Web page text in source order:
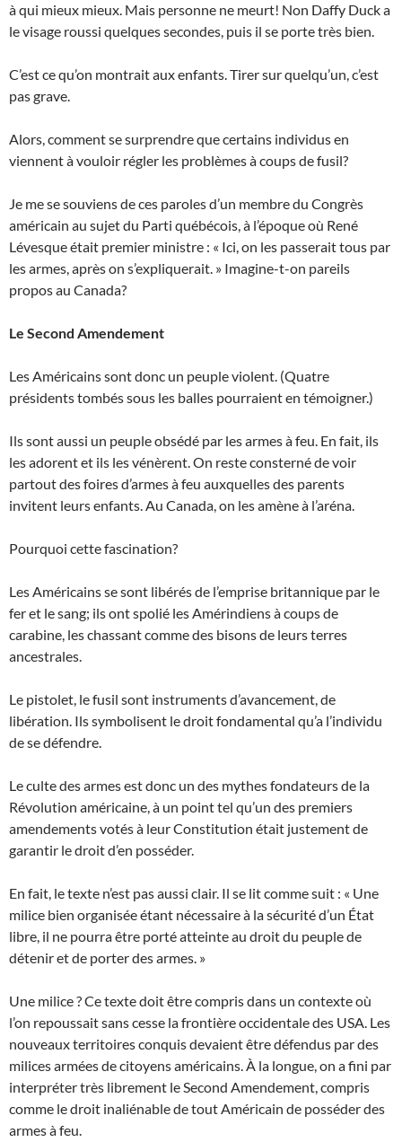
à qui mieux mieux. Mais personne ne meurt! Non Daffy Duck a
le visage roussi quelques secondes, puis il se porte très bien.
C’est ce qu’on montrait aux enfants. Tirer sur quelqu’un, c’est
pas grave.
Alors, comment se surprendre que certains individus en
viennent à vouloir régler les problèmes à coups de fusil?
Je me se souviens de ces paroles d’un membre du Congrès
américain au sujet du Parti québécois, à l’époque où René
Lévesque était premier ministre : « Ici, on les passerait tous par
les armes, après on s’expliquerait. » Imagine-t-on pareils
propos au Canada?
Le Second Amendement
Les Américains sont donc un peuple violent. (Quatre
présidents tombés sous les balles pourraient en témoigner.)
Ils sont aussi un peuple obsédé par les armes à feu. En fait, ils
les adorent et ils les vénèrent. On reste consterné de voir
partout des foires d’armes à feu auxquelles des parents
invitent leurs enfants. Au Canada, on les amène à l’aréna.
Pourquoi cette fascination?
Les Américains se sont libérés de l’emprise britannique par le
fer et le sang; ils ont spolié les Amérindiens à coups de
carabine, les chassant comme des bisons de leurs terres
ancestrales.
Le pistolet, le fusil sont instruments d’avancement, de
libération. Ils symbolisent le droit fondamental qu’a l’individu
de se défendre.
Le culte des armes est donc un des mythes fondateurs de la
Révolution américaine, à un point tel qu’un des premiers
amendements votés à leur Constitution était justement de
garantir le droit d’en posséder.
En fait, le texte n’est pas aussi clair. Il se lit comme suit : « Une
milice bien organisée étant nécessaire à la sécurité d’un État
libre, il ne pourra être porté atteinte au droit du peuple de
détenir et de porter des armes. »
Une milice ? Ce texte doit être compris dans un contexte où
l’on repoussait sans cesse la frontière occidentale des USA. Les
nouveaux territoires conquis devaient être défendus par des
milices armées de citoyens américains. À la longue, on a fini par
interpréter très librement le Second Amendement, compris
comme le droit inaliénable de tout Américain de posséder des
armes à feu.